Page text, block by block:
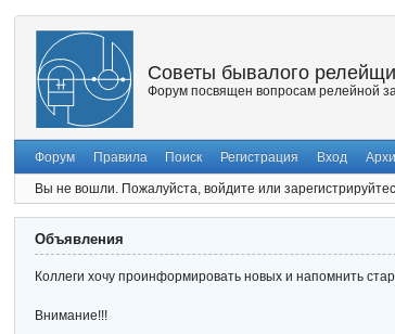
Советы бывалого
Форум посвящен вопросам релейной
Форум Правила Поиск Регистрация Вход
Вы не вошли. Пожалуйста, войдите или
Объявления
Коллеги хочу проинформировать новых и напомнить
Внимание!!!